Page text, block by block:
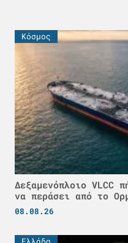
Κόσμος
Δεξαμενόπλοιο VLCC
να περάσει από το
08.08.26